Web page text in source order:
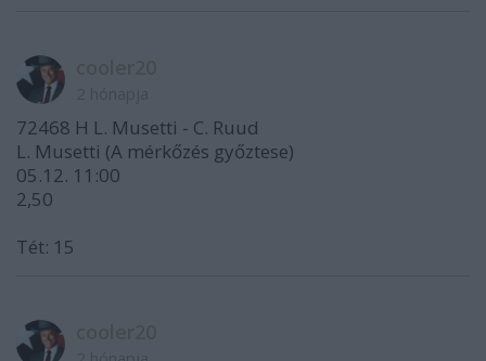
72468 H L. Musetti - C. Ruud
L. Musetti (A mérkőzés győztese)
05.12. 11:00
2,50
Tét: 15